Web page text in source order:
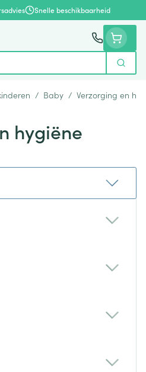
Snelle beschikbaarheid
Zoek
/ Baby / Verzorging en
hygiëne